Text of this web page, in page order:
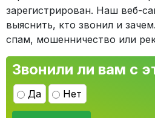
зарегистрирован. Наш веб-
выяснить, кто звонил и
спам, мошенничество или
Звонили ли вам с
Да Нет